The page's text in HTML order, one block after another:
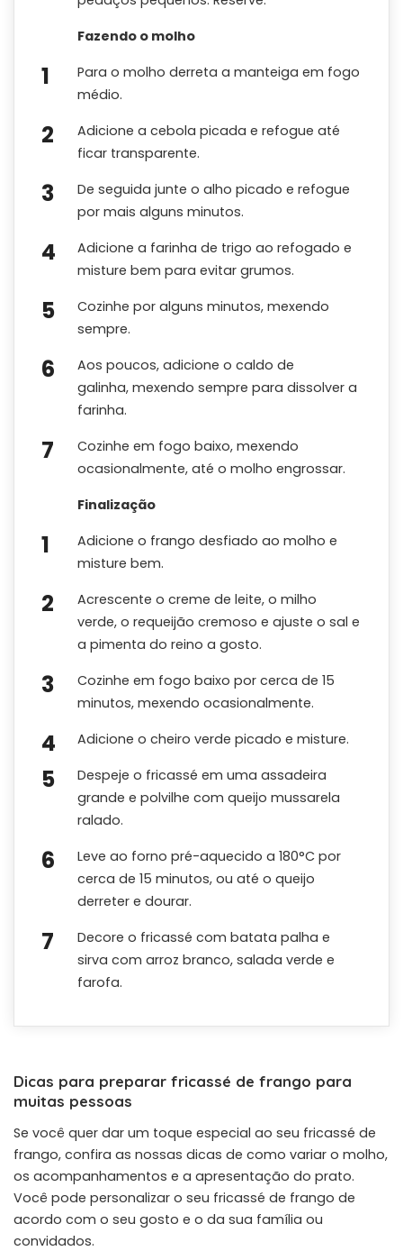
Fazendo o molho
Para o molho derreta a manteiga em fogo
médio.
Adicione a cebola picada e refogue até
ficar transparente.
De seguida junte o alho picado e refogue
por mais alguns minutos.
Adicione a farinha de trigo ao refogado e
misture bem para evitar grumos.
Cozinhe por alguns minutos, mexendo
sempre.
Aos poucos, adicione o caldo de
galinha, mexendo sempre para dissolver a
farinha.
Cozinhe em fogo baixo, mexendo
ocasionalmente, até o molho engrossar.
Finalização
Adicione o frango desfiado ao molho e
misture bem.
Acrescente o creme de leite, o milho
verde, o requeijão cremoso e ajuste o sal e
a pimenta do reino a gosto.
Cozinhe em fogo baixo por cerca de 15
minutos, mexendo ocasionalmente.
Adicione o cheiro verde picado e misture.
Despeje o fricassé em uma assadeira
grande e polvilhe com queijo mussarela
ralado.
Leve ao forno pré-aquecido a 180°C por
cerca de 15 minutos, ou até o queijo
derreter e dourar.
Decore o fricassé com batata palha e
sirva com arroz branco, salada verde e
farofa.
Dicas para preparar fricassé de frango para
muitas pessoas
Se você quer dar um toque especial ao seu fricassé de
frango, confira as nossas dicas de como variar o molho,
os acompanhamentos e a apresentação do prato.
Você pode personalizar o seu fricassé de frango de
acordo com o seu gosto e o da sua família ou
convidados.